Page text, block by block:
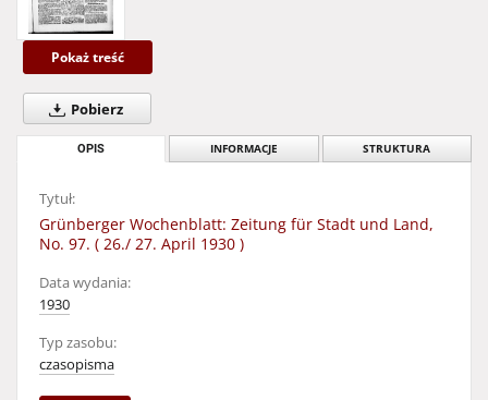
Pokaż treść
Pobierz
OPIS INFORMACJE STRUKTURA
Tytuł:
Grünberger Wochenblatt: Zeitung für Stadt und Land,
No. 97. ( 26./ 27. April 1930 )
Data wydania:
1930
Typ zasobu:
czasopisma